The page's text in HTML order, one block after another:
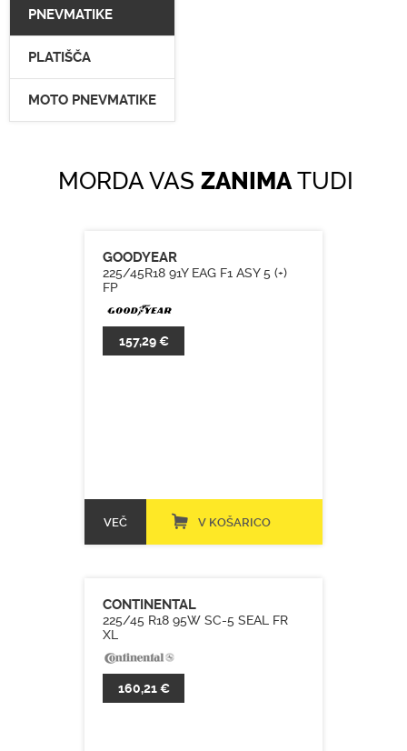
PNEVMATIKE
PLATIŠČA
MOTO PNEVMATIKE
MORDA VAS ZANIMATUDI
GOODYEAR
225/45R18 91Y EAG F1 ASY 5 (+)
FP
157,29 €
VEČ V KOŠARICO
CONTINENTAL
225/45 R18 95W SC-5 SEAL FR
XL
160,21 €